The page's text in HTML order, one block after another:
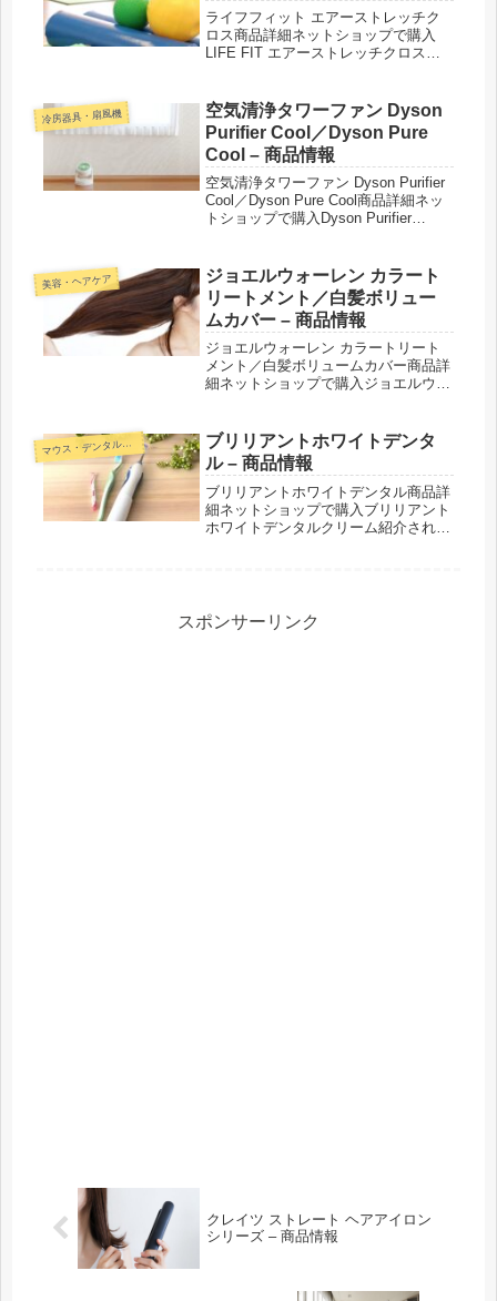
ライフフィット エアーストレッチク
ロス商品詳細ネットショップで購入
LIFE FIT エアーストレッチクロス紹
冷房器具・扇風機
空気清浄タワーファン Dyson
Purifier Cool／Dyson Pure
Cool – 商品情報
空気清浄タワーファン Dyson Purifier
Cool／Dyson Pure Cool商品詳細ネッ
トショップで購入Dyson Purifier
Dyso...
美容・ヘアケア
ジョエルウォーレン カラート
リートメント／白髪ボリュー
ムカバー – 商品情報
ジョエルウォーレン カラートリート
メント／白髪ボリュームカバー商品詳
細ネットショップで購入ジョエルウォ
白髪ボリュームカバー紹介された番組
こんな商品もおススメ！
マ
ウス・デンタルケア
ブリリアントホワイトデンタ
ル – 商品情報
ブリリアントホワイトデンタル商品詳
細ネットショップで購入ブリリアント
ホワイトデンタルクリーム紹介された
スポンサーリンク
クレイツ ストレート ヘアアイロン
シリーズ – 商品情報